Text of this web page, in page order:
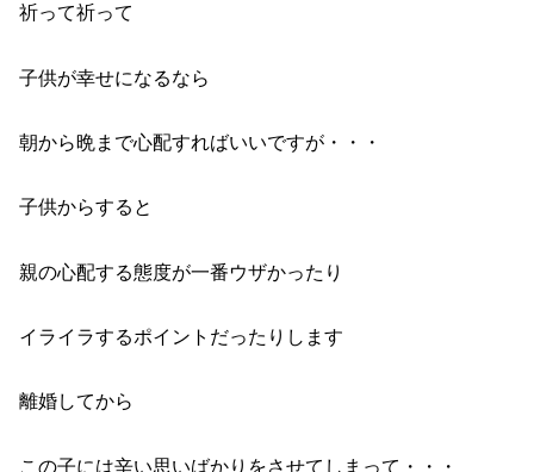
祈って祈って
子供が幸せになるなら
朝から晩まで心配すればいいですが・・・
子供からすると
親の心配する態度が一番ウザかったり
イライラするポイントだったりします
離婚してから
この子には辛い思いばかりをさせてしまって・・・